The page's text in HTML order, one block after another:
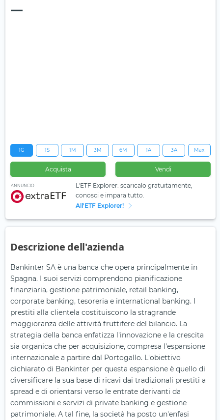
—
1G 1S 1M 3M 6M 1A 3A Max
Acquista Vendi
ANNUNCIO
L'ETF Explorer: scaricalo gratuitamente,
conosci e impara tutto.
All'ETF Explorer!
Descrizione dell'azienda
Bankinter SA è una banca che opera principalmente in
Spagna. I suoi servizi comprendono pianificazione
finanziaria, gestione patrimoniale, retail banking,
corporate banking, tesoreria e international banking. I
prestiti alla clientela costituiscono la stragrande
maggioranza delle attività fruttifere del bilancio. La
strategia della banca enfatizza l'innovazione e la crescita
sia organica che per acquisizione, compresa l'espansione
internazionale a partire dal Portogallo. L'obiettivo
dichiarato di Bankinter per questa espansione è quello di
diversificare la sua base di ricavi dai tradizionali prestiti a
spread e di orientarsi verso le entrate derivanti da
commissioni e servizi di private banking e gestione
patrimoniale. A tal fine, la società ha posto un'enfasi